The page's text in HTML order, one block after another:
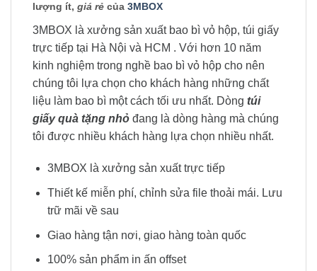
lượng ít, giá rẻ của 3MBOX
3MBOX là xưởng sản xuất bao bì vỏ hộp, túi giấy
trực tiếp tại Hà Nội và HCM . Với hơn 10 năm
kinh nghiệm trong nghề bao bì vỏ hộp cho nên
chúng tôi lựa chọn cho khách hàng những chất
liệu làm bao bì một cách tối ưu nhất. Dòng túi
giấy quà tặng nhỏ đang là dòng hàng mà chúng
tôi được nhiều khách hàng lựa chọn nhiều nhất.
3MBOX là xưởng sản xuất trực tiếp
Thiết kế miễn phí, chỉnh sửa file thoải mái. Lưu
trữ mãi về sau
Giao hàng tận nơi, giao hàng toàn quốc
100% sản phẩm in ấn offset